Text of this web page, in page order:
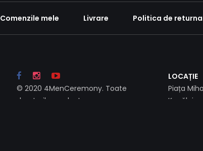
Comenzile mele Livrare Politica de
© 2020 4MenCeremony. Toate
drepturile rezolvate.
LOCAȚIE
Piața